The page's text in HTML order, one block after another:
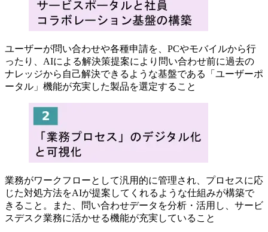
ユーザーが問い合わせや各種申請を、PCやモバイルから行
ったり、AIによる解決策提案により問い合わせ前に過去の
ナレッジから自己解決できるような基盤である「ユーザーポ
ータル」機能が充実した製品を選定すること
業務がワークフローとして汎用的に管理され、プロセスに応
じた対処方法をAIが提案してくれるような仕組みが構築で
きること。また、問い合わせデータを分析・活用し、サービ
スデスク業務に活かせる機能が充実していること